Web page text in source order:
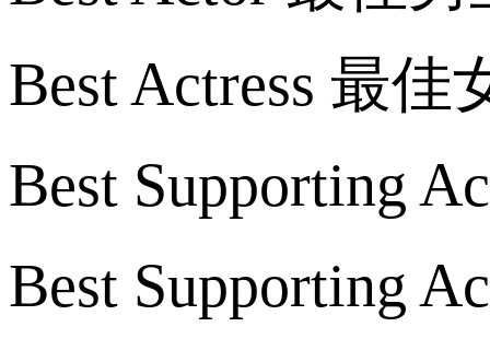
Best Actress 最佳
Best Supporting
Best Supporting